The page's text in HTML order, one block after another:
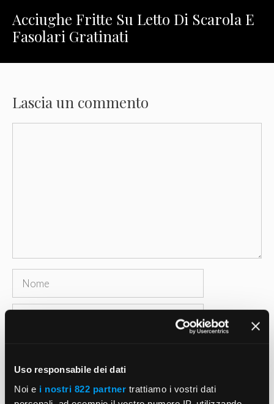
Uso responsabile dei dati
Noi e i nostri 822 partner trattiamo i vostri dati
Acciughe Fritte Su Letto Di Scarola E
Fasolari Gratinati
Lascia un commento
Nome
Email
web
browser per la prossima volta che commento.